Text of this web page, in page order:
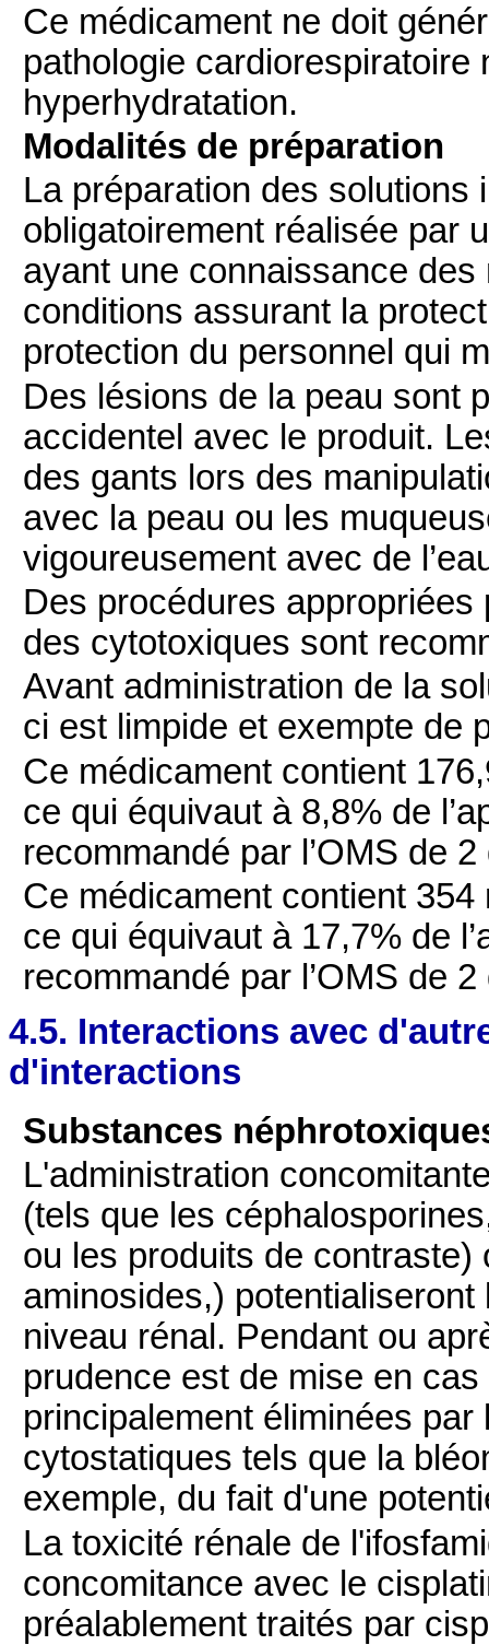
Ce médicament ne doit
pathologie
hyperhydratation.
Modalités de préparation
La préparation des
obligatoirement réalisée par
ayant une connaissance
conditions assurant la
protection du personnel qui
Des lésions de la peau sont
accidentel avec le produit.
des gants lors des
avec la peau ou les
vigoureusement avec de
Des procédures appropriées
des cytotoxiques sont
Avant administration de la
ci est limpide et exempte de
Ce médicament contient
ce qui équivaut à 8,8% de
recommandé par l’OMS de
Ce médicament contient
ce qui équivaut à 17,7% de
recommandé par l’OMS de
4.5. Interactions avec
d'interactions
Substances
L'administration
(tels que les
ou les produits de
aminosides,)
niveau rénal. Pendant ou
prudence est de mise en
principalement éliminées
cytostatiques tels que la
exemple, du fait d'une
La toxicité rénale de
concomitance avec le
préalablement traités par